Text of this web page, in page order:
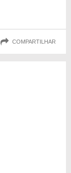
COMPARTILHAR